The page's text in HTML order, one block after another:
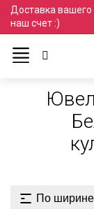
Доставка
наш счет :)
Ювелирные украшения